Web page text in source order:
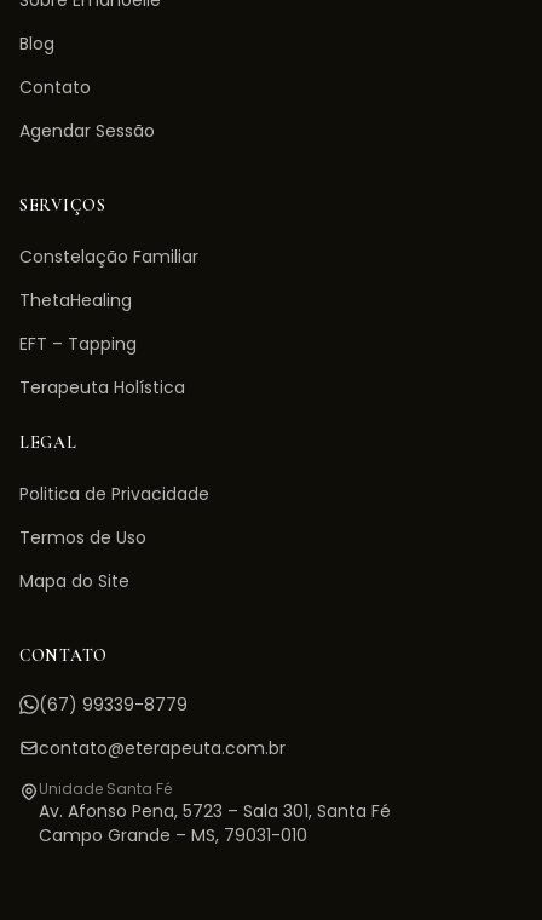
Blog
Contato
Agendar Sessão
SERVIÇOS
Constelação Familiar
ThetaHealing
EFT – Tapping
Terapeuta Holística
LEGAL
Politica de Privacidade
Termos de Uso
Mapa do Site
CONTATO
(67) 99339-8779
contato@eterapeuta.com.br
Unidade Santa Fé
Av. Afonso Pena, 5723 – Sala 301, Santa Fé
Campo Grande – MS, 79031-010